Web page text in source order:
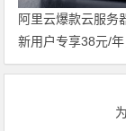
阿里云爆款云服务
新用户专享38元/
均享99元/年，支